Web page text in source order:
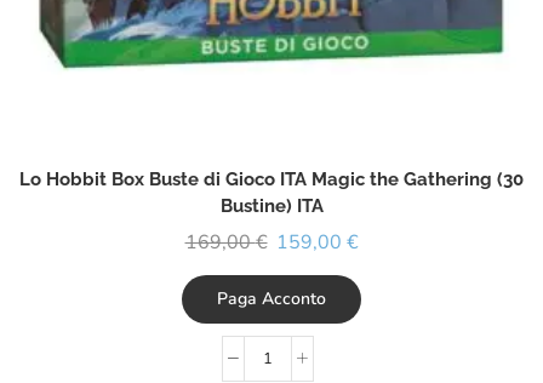
Lo Hobbit Box Buste di Gioco ITA Magic the Gathering (30
Bustine) ITA
169,00€ 159,00 €
Paga Acconto